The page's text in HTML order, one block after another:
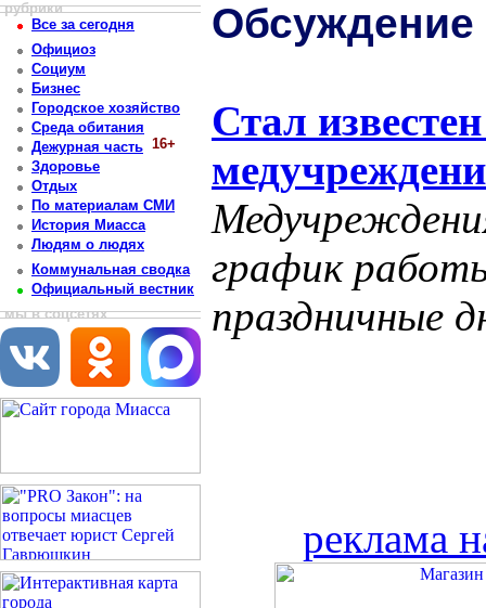
рубрики
Все за сегодня
Официоз
Социум
Бизнес
Городское хозяйство
Среда обитания
Дежурная часть 16+
Здоровье
Отдых
По материалам СМИ
История Миасса
Людям о людях
Коммунальная сводка
Официальный вестник
мы в соцсетях
Стал
график
праздничные
реклама